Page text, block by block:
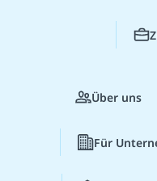
Über uns
Für